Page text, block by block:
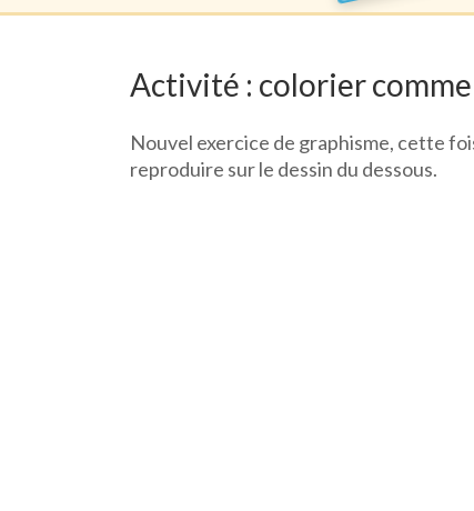
Activité : colorier
Nouvel exercice de graphisme, cette
reproduire sur le dessin du dessous.